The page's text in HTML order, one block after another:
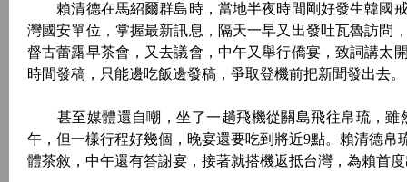
賴清德在馬紹爾群島時，當地半夜時間剛好發生韓國
灣國安單位，掌握最新訊息，隔天一早又出發吐瓦魯訪問
督古蕾露早茶會，又去議會，中午又舉行僑宴，致詞講太
時間發稿，只能邊吃飯邊發稿，爭取登機前把新聞發出去。
甚至媒體還自嘲，坐了一趟飛機從關島飛往帛琉，雖
午，但一樣行程好幾個，晚宴還要吃到將近9點。賴清德
體茶敘，中午還有答謝宴，接著就搭機返抵台灣，為賴首